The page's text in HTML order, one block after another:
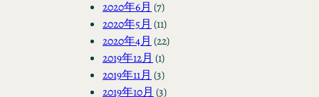
2020年6月 (7)
2020年5月 (11)
2020年4月 (22)
2019年12月 (1)
2019年11月 (3)
2019年10月 (3)